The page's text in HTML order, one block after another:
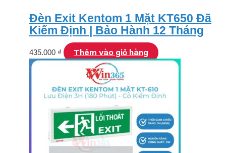
Đèn Exit Kentom 1 Mặt KT650 Đã
Kiểm Định | Bảo Hành 12 Tháng
435.000 ₫ Thêm vào giỏ hàng